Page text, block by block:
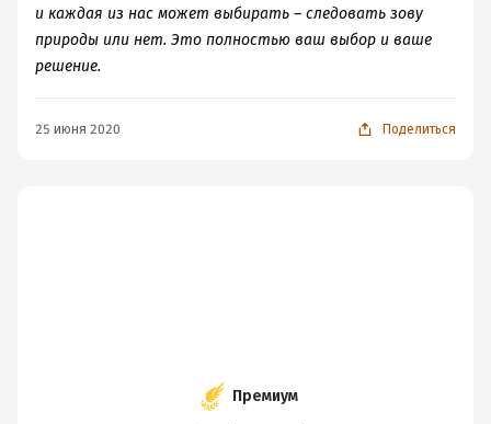
и каждая из нас может выбирать – следовать зову
природы или нет. Это полностью ваш выбор и ваше
решение.
25 июня 2020 Поделиться
Премиум